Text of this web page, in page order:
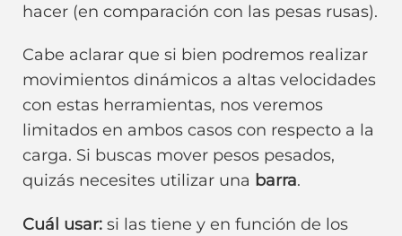
hacer (en comparación con las pesas rusas).
Cabe aclarar que si bien podremos realizar
movimientos dinámicos a altas velocidades
con estas herramientas, nos veremos
limitados en ambos casos con respecto a la
carga. Si buscas mover pesos pesados,
quizás necesites utilizar una barra.
Cuál usar: si las tiene y en función de los